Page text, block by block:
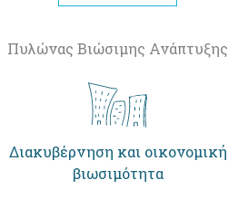
Πυλώνας Βιώσιμης Ανάπτυξης
Διακυβέρνηση και οικονομική
βιωσιμότητα